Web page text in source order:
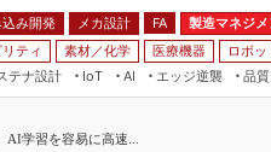
み開発 メカ設計 FA 製造マネジメ
ティ 素材／化学 医療機器 ロボッ
テナ設計
IoT
AI
エッジ逆襲 品質
JIMTOF つながるクルマ
学習を容易に高速...